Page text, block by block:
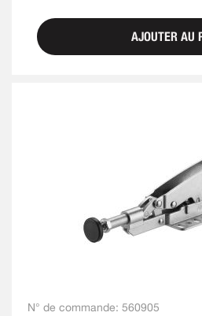
AJOUTER AU
N° de commande: 560905